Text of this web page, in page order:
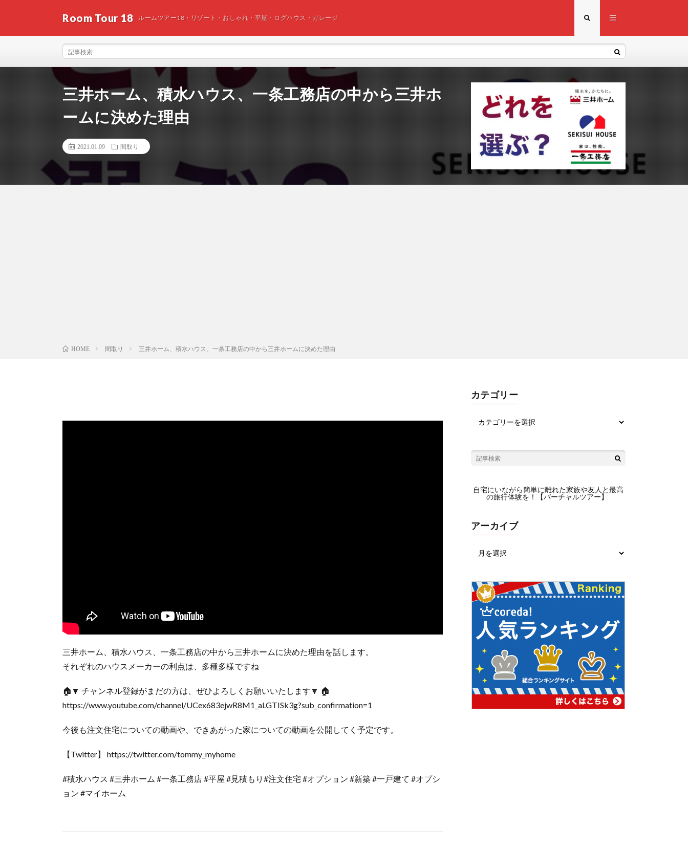
Room Tour 18 ルームツアー18・リゾート・おしゃれ・平屋・ログハウス・ガレージ
三井ホーム、積水ハウス、一条工務店の中から三井ホ
ームに決めた理由
2021.01.09 間取り
HOME 間取り 三井ホーム、積水ハウス、一条工務店の中から三井ホームに決めた理由
三井ホーム、積水ハウス、一条工務店の中から三井ホームに決めた理由を話します。
それぞれのハウスメーカーの利点は、多種多様ですね
🏠🔽 チャンネル登録がまだの方は、ぜひよろしくお願いいたします🔽 🏠
https://www.youtube.com/channel/UCex683ejwR8M1_aLGTISk3g?sub_confirmation=1
今後も注文住宅についての動画や、できあがった家についての動画を公開してく予定です。
【Twitter】 https://twitter.com/tommy_myhome
#積水ハウス #三井ホーム #一条工務店 #平屋 #見積もり#注文住宅 #オプション #新築 #一戸建て #オプシ
ョン #マイホーム
カテゴリー
自宅にいながら簡単に離れた家族や友人と最高
の旅行体験を！【バーチャルツアー】
アーカイブ